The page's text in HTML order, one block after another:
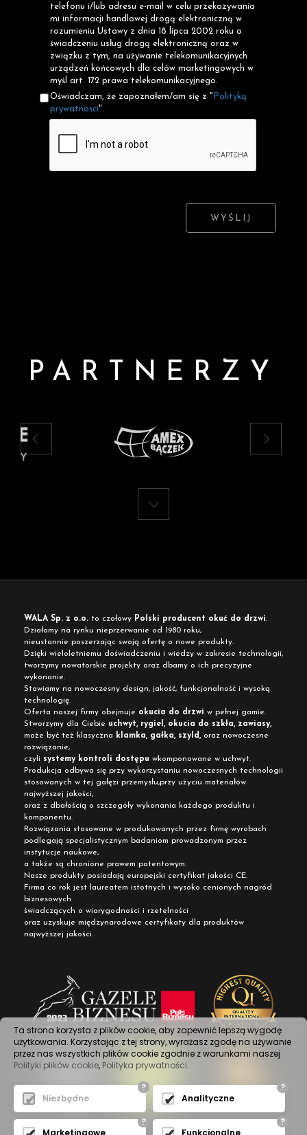
telefonu i/lub adresu e-mail w celu przekazywania
mi informacji handlowej drogą elektroniczną w
rozumieniu Ustawy z dnia 18 lipca 2002 roku o
świadczeniu usług drogą elektroniczną oraz w
związku z tym, na używanie telekomunikacyjnych
urządzeń końcowych dla celów marketingowych w
myśl art. 172 prawa telekomunikacyjnego.
Oświadczam, że zapoznałem/am się z " Polityką
prywatności".
WYŚLIJ
PARTNERZY
WALA Sp. z o.o. to czołowy Polski producent okuć do drzwi.
Działamy na rynku nieprzerwanie od 1980 roku,
nieustannie poszerzając swoją ofertę o nowe produkty.
Dzięki wieloletniemu doświadczeniu i wiedzy w zakresie technologii,
tworzymy nowatorskie projekty oraz dbamy o ich precyzyjne
wykonanie.
Stawiamy na nowoczesny design, jakość, funkcjonalność i wysoką
technologię.
Oferta naszej firmy obejmuje okucia do drzwi w pełnej gamie.
Stworzymy dla Ciebie uchwyt, rygiel, okucia do szkła, zawiasy,
może być też klasyczna klamka, gałka, szyld, oraz nowoczesne
rozwiązanie,
czyli systemy kontroli dostępu wkomponowane w uchwyt.
Produkcja odbywa się przy wykorzystaniu nowoczesnych technologii
stosowanych w tej gałęzi przemysłu,przy użyciu materiałów
najwyższej jakości,
oraz z dbałością o szczegóły wykonania każdego produktu i
komponentu.
Rozwiązania stosowane w produkowanych przez firmę wyrobach
podlegają specjalistycznym badaniom prowadzonym przez
instytucje naukowe,
a także są chronione prawem patentowym.
Nasze produkty posiadają europejski certyfikat jakości CE.
Firma co rok jest laureatem istotnych i wysoko cenionych nagród
biznesowych
świadczących o wiarygodności i rzetelności
oraz uzyskuje międzynarodowe certyfikaty dla produktów
najwyższej jakości.
Ta strona korzysta z plików cookie, aby zapewnić lepszą wygodę
użytkowania. Korzystając z tej strony, wyrażasz zgodę na używanie
przez nas wszystkich plików cookie zgodnie z warunkami naszej
Polityki plików cookie, Polityka prywatności.
?
Niezbędne
?
Analityczne
?
Marketingowe
?
Funkcjonalne